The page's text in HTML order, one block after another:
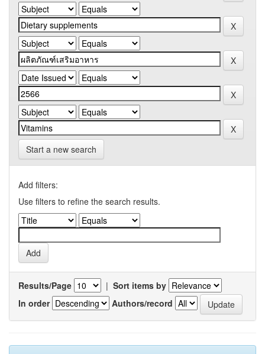
Start a new search
Add filters:
Use filters to refine the search results.
Results/Page | Sort items by
In order
Authors/record